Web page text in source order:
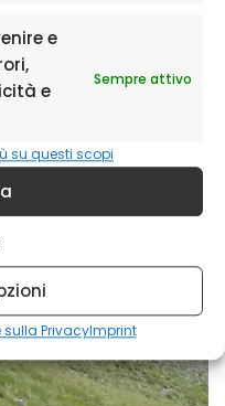
e
e
Sempre attivo
su questi scopi
PrivacyImprint